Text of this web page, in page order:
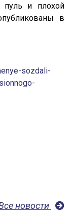
пуль и плохой
в
sozdali-
новости